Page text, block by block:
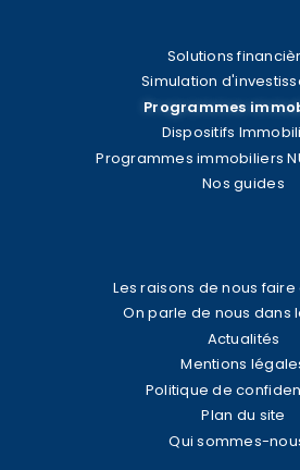
Solutions
Simulation
Programmes
Dispositifs
Programmes immobiliers
Nos guides
Les raisons de nous
On parle de nous dans
Actualités
Mentions
Politique de
Plan du site
Qui sommes-